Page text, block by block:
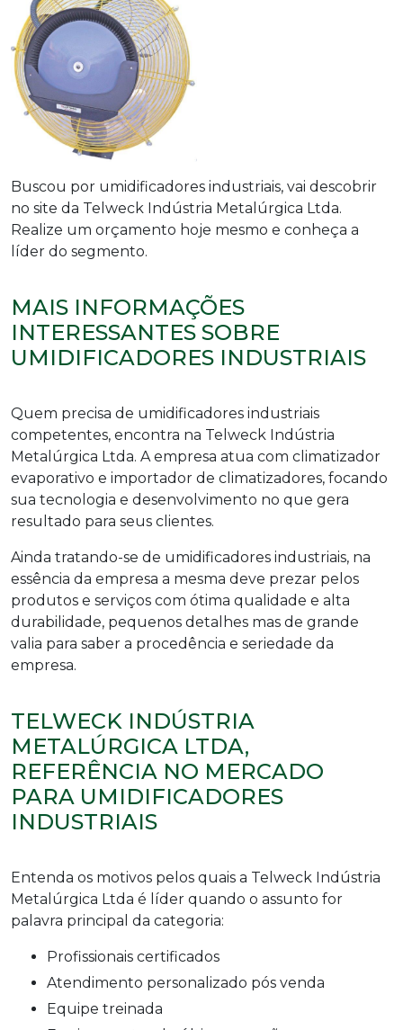
Buscou por umidificadores industriais, vai descobrir
no site da Telweck Indústria Metalúrgica Ltda.
Realize um orçamento hoje mesmo e conheça a
líder do segmento.
MAIS INFORMAÇÕES
INTERESSANTES SOBRE
UMIDIFICADORES INDUSTRIAIS
Quem precisa de umidificadores industriais
competentes, encontra na Telweck Indústria
Metalúrgica Ltda. A empresa atua com climatizador
evaporativo e importador de climatizadores, focando
sua tecnologia e desenvolvimento no que gera
resultado para seus clientes.
Ainda tratando-se de umidificadores industriais, na
essência da empresa a mesma deve prezar pelos
produtos e serviços com ótima qualidade e alta
durabilidade, pequenos detalhes mas de grande
valia para saber a procedência e seriedade da
empresa.
TELWECK INDÚSTRIA
METALÚRGICA LTDA,
REFERÊNCIA NO MERCADO
PARA UMIDIFICADORES
INDUSTRIAIS
Entenda os motivos pelos quais a Telweck Indústria
Metalúrgica Ltda é líder quando o assunto for
palavra principal da categoria:
profissionais certificados
atendimento personalizado pós venda
equipe treinada